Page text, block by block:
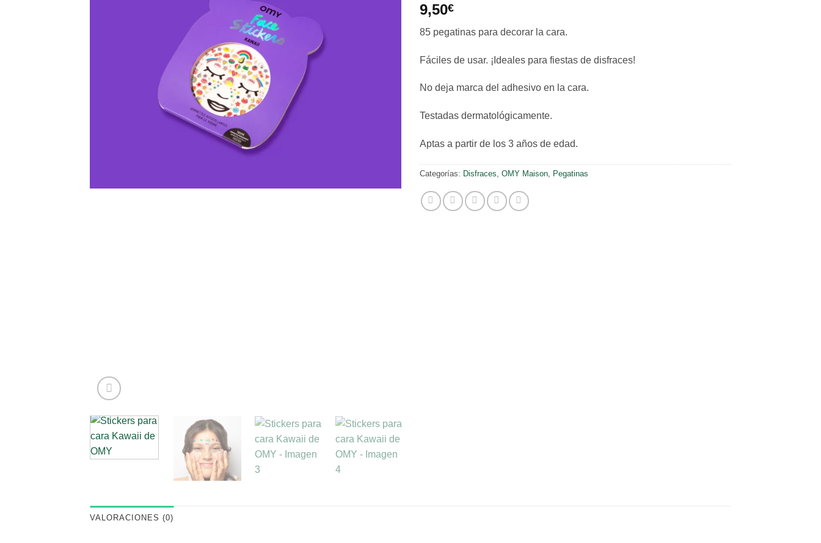
9,50€
85 pegatinas para decorar la cara.
Fáciles de usar. ¡Ideales para fiestas de disfraces!
No deja marca del adhesivo en la cara.
Testadas dermatológicamente.
Aptas a partir de los 3 años de edad.
Categorías: Disfraces OMY Maison Pegatinas
VALORACIONES (0)